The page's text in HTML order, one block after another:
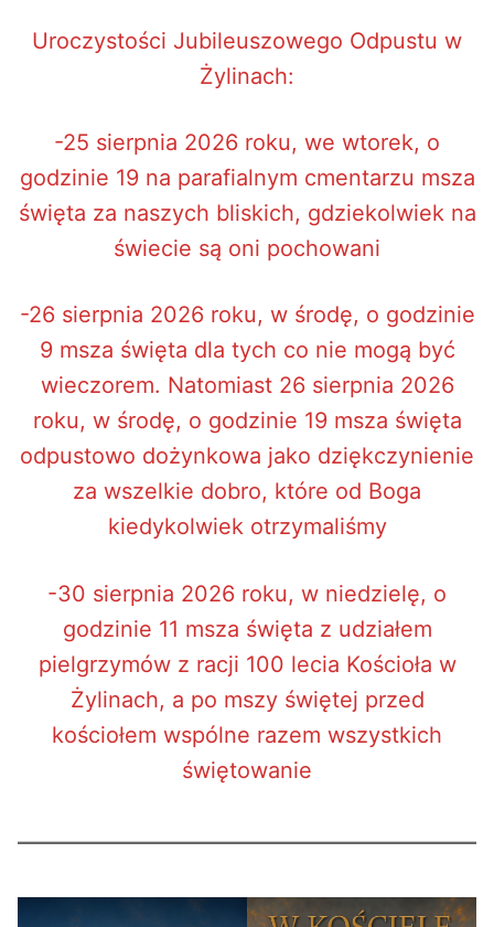
Uroczystości Jubileuszowego Odpustu w
Żylinach:
-25 sierpnia 2026 roku, we wtorek, o
godzinie 19 na parafialnym cmentarzu msza
święta za naszych bliskich, gdziekolwiek na
świecie są oni pochowani
-26 sierpnia 2026 roku, w środę, o godzinie
9 msza święta dla tych co nie mogą być
wieczorem. Natomiast 26 sierpnia 2026
roku, w środę, o godzinie 19 msza święta
odpustowo dożynkowa jako dziękczynienie
za wszelkie dobro, które od Boga
kiedykolwiek otrzymaliśmy
-30 sierpnia 2026 roku, w niedzielę, o
godzinie 11 msza święta z udziałem
pielgrzymów z racji 100 lecia Kościoła w
Żylinach, a po mszy świętej przed
kościołem wspólne razem wszystkich
świętowanie